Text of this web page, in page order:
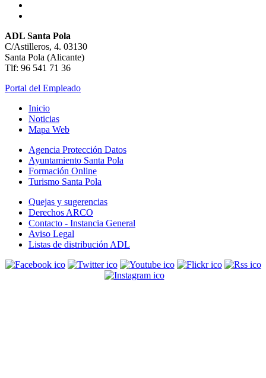
ADL Santa Pola
C/Astilleros, 4. 03130
Santa Pola (Alicante)
Tlf: 96 541 71 36
Portal del Empleado
Inicio
Noticias
Mapa Web
Agencia Protección Datos
Ayuntamiento Santa Pola
Formación Online
Turismo Santa Pola
Quejas y sugerencias
Derechos ARCO
Contacto - Instancia General
Aviso Legal
Listas de distribución ADL